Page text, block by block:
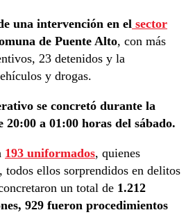
una intervención en el sector
de Puente Alto, con más
23 detenidos y la
y drogas.
se concretó durante la
a 01:00 horas del sábado.
193 uniformados, quienes
, todos ellos sorprendidos en delitos
un total de 1.212
929 fueron procedimientos